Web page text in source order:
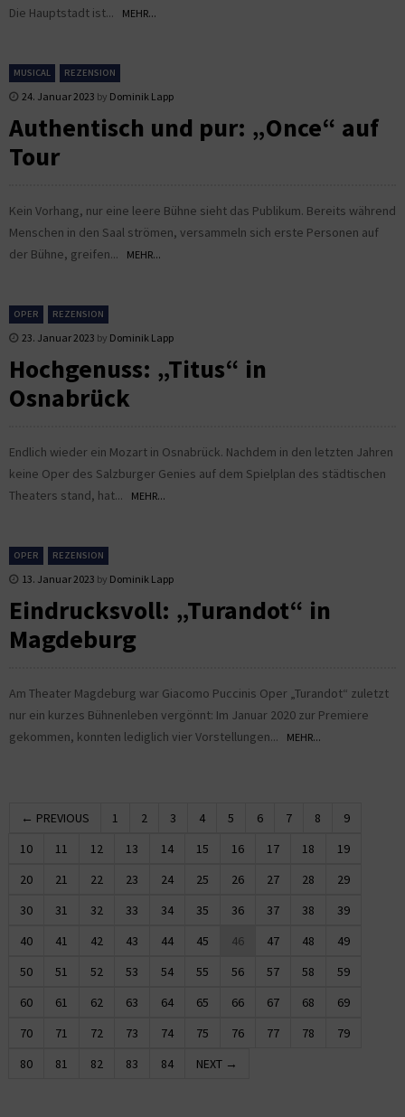
Die Hauptstadt ist... MEHR...
MUSICAL REZENSION
24. Januar 2023 by Dominik Lapp
Authentisch und pur: „Once“ auf
Tour
Kein Vorhang, nur eine leere Bühne sieht das Publikum. Bereits während
Menschen in den Saal strömen, versammeln sich erste Personen auf
der Bühne, greifen...
MEHR...
OPER REZENSION
23. Januar 2023 by Dominik Lapp
Hochgenuss: „Titus“ in
Osnabrück
Endlich wieder ein Mozart in Osnabrück. Nachdem in den letzten Jahren
keine Oper des Salzburger Genies auf dem Spielplan des städtischen
Theaters stand, hat...
MEHR...
OPER REZENSION
13. Januar 2023 by Dominik Lapp
Eindrucksvoll: „Turandot“ in
Magdeburg
Am Theater Magdeburg war Giacomo Puccinis Oper „Turandot“ zuletzt
nur ein kurzes Bühnenleben vergönnt: Im Januar 2020 zur Premiere
gekommen, konnten lediglich vier Vorstellungen...
MEHR...
← PREVIOUS 1 2 3 4 5 6 7 8
9
10
11 12 13 14 15 16 17 18
19
20
21 22 23 24 25 26 27 28
29
30
31 32 33 34 35 36 37 38
39
40
41 42 43 44 45 46 47 48
49
50
51 52 53 54 55 56 57 58
59
60
61 62 63 64 65 66 67 68
69
70
71 72 73 74 75 76 77 78
79
80
81 82 83 84 NEXT →